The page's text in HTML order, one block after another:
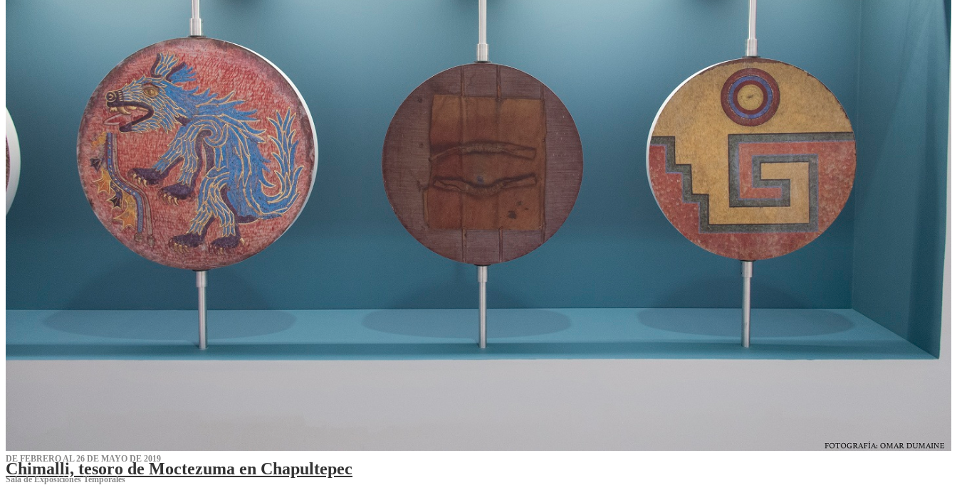
DE FEBRERO AL 26 DE MAYO DE 2019
Chimalli, tesoro de Moctezuma en Chapultepec
Sala de Exposiciones Temporales